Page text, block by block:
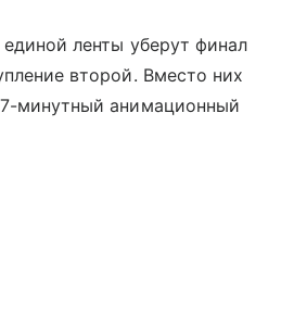
ленты уберут финал
второй. Вместо них
минутный анимационный